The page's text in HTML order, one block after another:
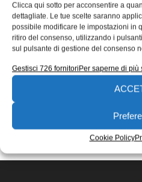
Clicca qui sotto per acconsentire a
dettagliate. Le tue scelte saranno
possibile modificare le impostazioni in
ritiro del consenso, utilizzando i
sul pulsante di gestione del consenso
Gestisci 726 fornitoriPer saperne di più
Cookie Policy
ISCRIVITI ALLA